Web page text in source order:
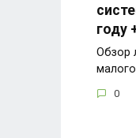
году
Обзор
0